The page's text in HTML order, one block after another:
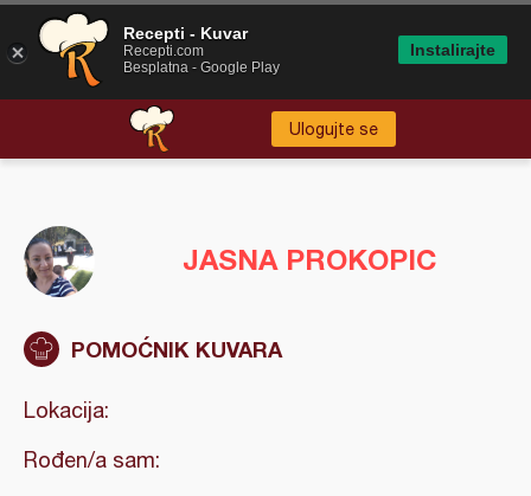
Ulogujte se
JASNA PROKOPIC
POMOĆNIK KUVARA
Lokacija:
Rođen/a sam:
Recepti - Kuvar
Recepti.com
Besplatna - Google Play
Instalirajte